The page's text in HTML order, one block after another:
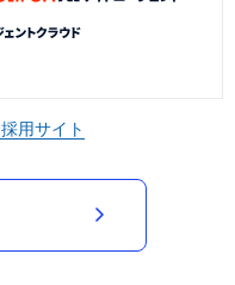
採用サイト